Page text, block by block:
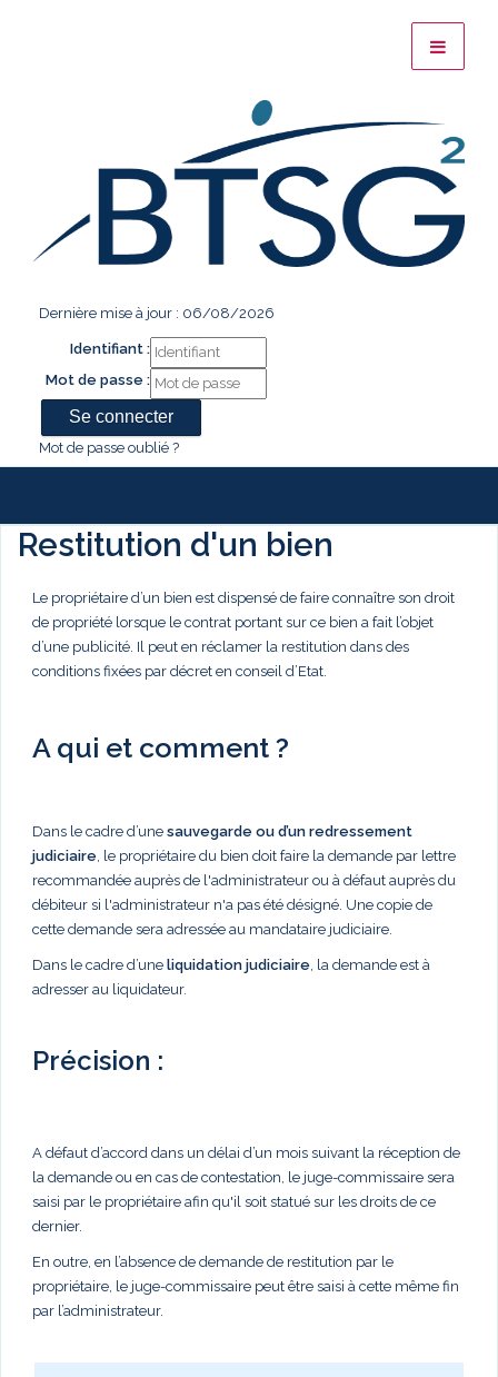
Dernière mise à jour : 06/08/2026
Identifiant :
Mot de passe :
Mot de passe oublié ?
Restitution d'un bien
Le propriétaire d’un bien est dispensé de faire connaître son droit
de propriété lorsque le contrat portant sur ce bien a fait l’objet
d’une publicité. Il peut en réclamer la restitution dans des
conditions fixées par décret en conseil d’Etat.
A qui et comment ?
Dans le cadre d’une sauvegarde ou d’un redressement
judiciaire , le propriétaire du bien doit faire la demande par lettre
recommandée auprès de l'administrateur ou à défaut auprès du
débiteur si l'administrateur n'a pas été désigné. Une copie de
cette demande sera adressée au mandataire judiciaire.
Dans le cadre d’une liquidation judiciaire , la demande est à
adresser au liquidateur.
Précision :
A défaut d’accord dans un délai d’un mois suivant la réception de
la demande ou en cas de contestation, le juge-commissaire sera
saisi par le propriétaire afin qu'il soit statué sur les droits de ce
dernier.
En outre, en l’absence de demande de restitution par le
propriétaire, le juge-commissaire peut être saisi à cette même fin
par l’administrateur.